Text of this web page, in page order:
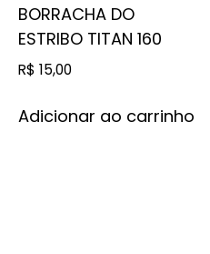
BORRACHA DO
ESTRIBO TITAN 160
R$ 15,00
Adicionar ao carrinho